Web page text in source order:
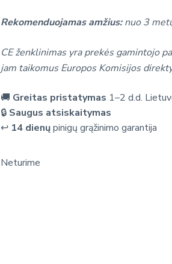
Rekomenduojamas amžius:nuo 3
CE ženklinimas yra prekės gamintojo
jam taikomus Europos Komisijos
🚚 Greitas pristatymas 1–2 d.d.
🔒 Saugus atsiskaitymas
↩️ 14 dienųpinigų grąžinimo garantija
Neturime